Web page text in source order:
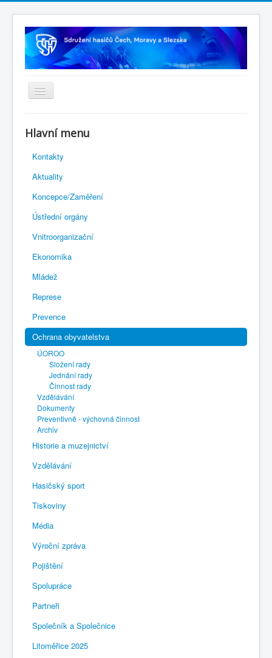
Rejstřík sportu
Novelizace Stanov SH ČMS
Plán činnosti 2026
Kalendář akcí
Výhody pro členy
Portál REDENOX
Hlavní menu
Kontakty
Aktuality
Koncepce/Zaměření
Ústřední orgány
Vnitroorganizační
Ekonomika
Mládež
Represe
Prevence
Ochrana obyvatelstva
ÚOROO
Složení rady
Jednání rady
Činnost rady
Vzdělávání
Dokumenty
Preventivně - výchovná činnost
Archiv
Historie a muzejnictví
Vzdělávání
Hasičský sport
Tiskoviny
Média
Výroční zpráva
Pojištění
Spolupráce
Partneři
Společník a Společnice
Litoměřice 2025